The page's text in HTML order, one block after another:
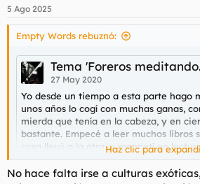
e
s
5 Ago 2025
Empty Words rebuznó:
Tema 'Foreros meditando... con
27 May 2020
Yo desde un tiempo a esta parte hago
unos años lo cogí con muchas ganas,
mierda que tenía en la cabeza, y en
bastante. Empecé a leer muchos libros
cosa llevó a la otra, y me metí en
budistas y demás. De ellos me quedé
interesaba, pero leí con atención sus
Haz clic para
No hace falta irse a culturas